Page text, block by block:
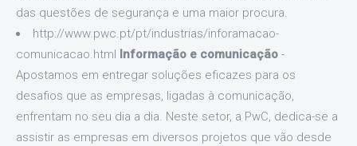
das questões de segurança e uma maior procura.
http://www.pwc.pt/pt/industrias/inforamacao-
comunicacao.html Informação e comunicação -
Apostamos em entregar soluções eficazes para os
desafios que as empresas, ligadas à comunicação,
enfrentam no seu dia a dia. Neste setor, a PwC, dedica-se a
assistir as empresas em diversos projetos que vão desde